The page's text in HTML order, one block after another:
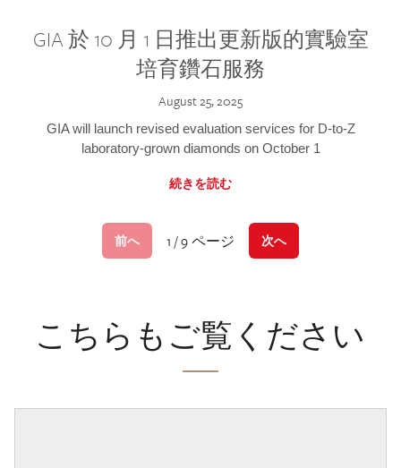
GIA 於 10 月 1 日推出更新版的實驗室
培育鑽石服務
August 25, 2025
GIA will launch revised evaluation services for D-to-Z
laboratory-grown diamonds on October 1
続きを読む
前へ 1 / 9 ページ 次へ
こちらもご覧ください